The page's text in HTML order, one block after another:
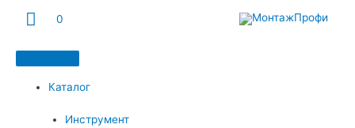
Главное
меню
Каталог
Инструмент
0